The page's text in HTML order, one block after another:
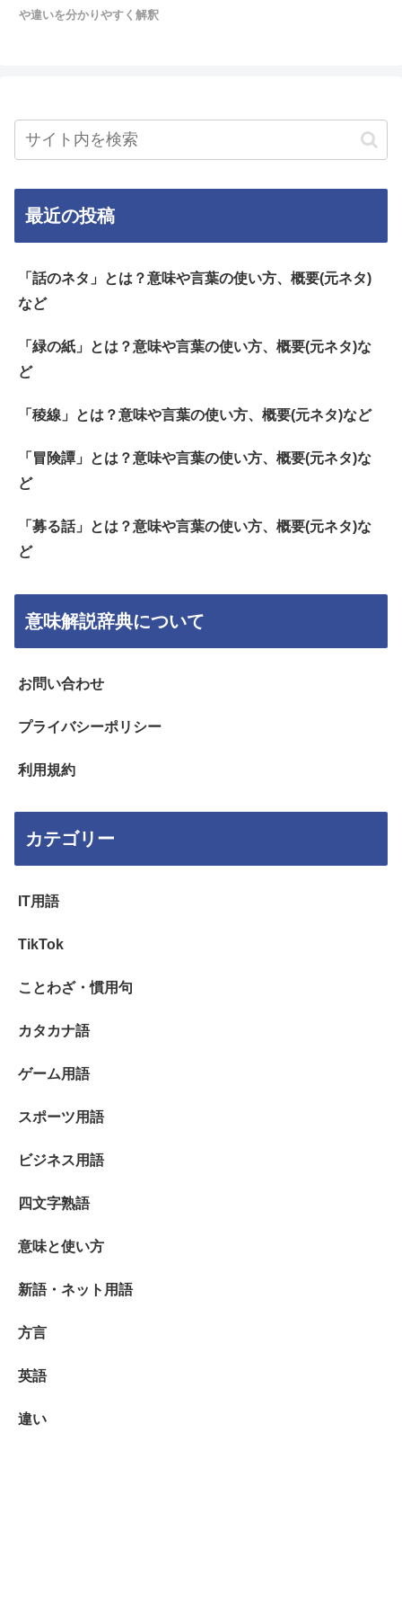
や違いを分かりやすく解釈
最近の投稿
「話のネタ」とは？意味や言葉の使い方、概要(元ネタ)
など
「緑の紙」とは？意味や言葉の使い方、概要(元ネタ)な
ど
「稜線」とは？意味や言葉の使い方、概要(元ネタ)など
「冒険譚」とは？意味や言葉の使い方、概要(元ネタ)な
ど
「募る話」とは？意味や言葉の使い方、概要(元ネタ)な
ど
意味解説辞典について
お問い合わせ
プライバシーポリシー
利用規約
カテゴリー
IT用語
TikTok
ことわざ・慣用句
カタカナ語
ゲーム用語
スポーツ用語
ビジネス用語
四文字熟語
意味と使い方
新語・ネット用語
方言
英語
違い